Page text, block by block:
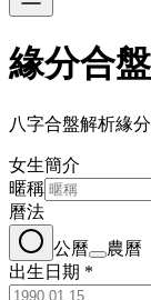
緣分合盤
八字合盤解析緣
女生簡介
暱稱
曆法
公曆
農曆
出生日期 *